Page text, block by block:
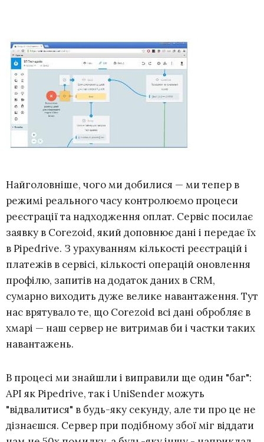
Найголовніше, чого ми добилися — ми тепер в
режимі реального часу контролюємо процеси
реєстрації та надходження оплат. Сервіс посилає
заявку в Corezoid, який доповнює дані і передає їх
в Pipedrive. З урахуванням кількості реєстрацій і
платежів в сервісі, кількості операцій оновлення
профілю, запитів на додаток даних в CRM,
сумарно виходить дуже велике навантаження. Тут
нас врятувало те, що Corezoid всі дані обробляє в
хмарі — наш сервер не витримав би і частки таких
навантажень.
В процесі ми знайшли і виправили ще один "баг":
API як Pipedrive, так і UniSender можуть
"відвалитися" в будь-яку секунду, але ти про це не
дізнаєшся. Сервер при подібному збої міг віддати